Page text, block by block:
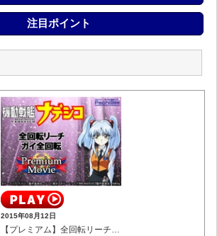
注目ポイント
2015年08月12日
【プレミアム】全回転リーチ ガイ全回転